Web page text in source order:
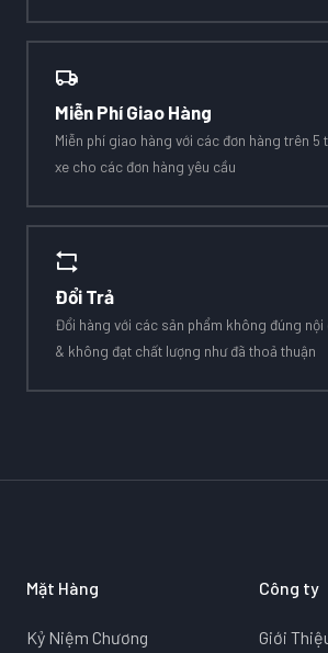
Miễn Phí Giao Hàng
Miễn phí giao hàng với các đơn hàng trên 5
xe cho các đơn hàng yêu cầu
Đổi Trả
Đổi hàng với các sản phẩm không đúng
& không đạt chất lượng như đã thoả thuận
Mặt Hàng
Kỷ Niệm Chương
Công ty
Giới